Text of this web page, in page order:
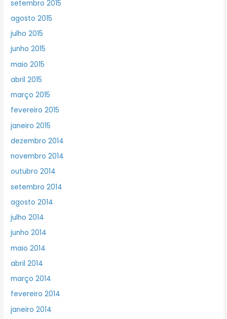
setembro 2015
agosto 2015
julho 2015
junho 2015
maio 2015
abril 2015
março 2015
fevereiro 2015
janeiro 2015
dezembro 2014
novembro 2014
outubro 2014
setembro 2014
agosto 2014
julho 2014
junho 2014
maio 2014
abril 2014
março 2014
fevereiro 2014
janeiro 2014